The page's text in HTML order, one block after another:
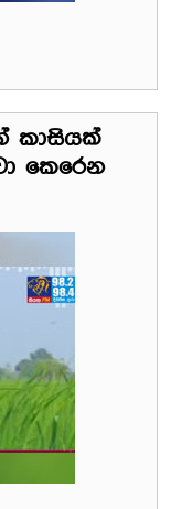
කාසියක්
කෙරෙන